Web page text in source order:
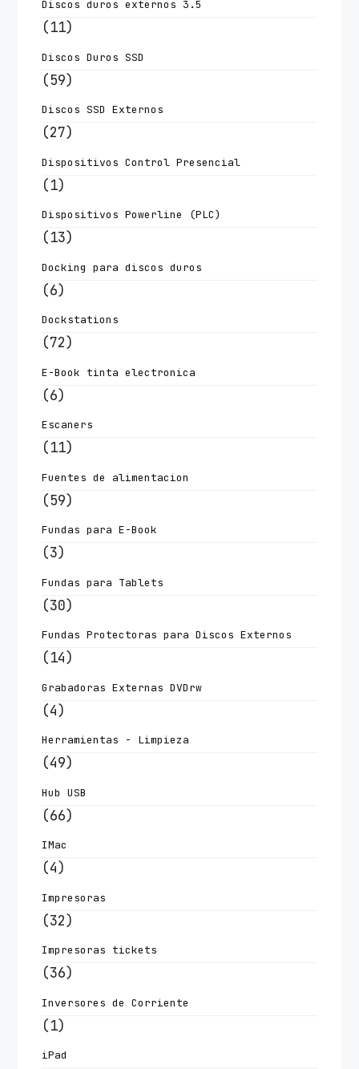
Discos duros externos 3.5
(11)
Discos Duros SSD
(59)
Discos SSD Externos
(27)
Dispositivos Control Presencial
(1)
Dispositivos Powerline (PLC)
(13)
Docking para discos duros
(6)
Dockstations
(72)
E-Book tinta electronica
(6)
Escaners
(11)
Fuentes de alimentacion
(59)
Fundas para E-Book
(3)
Fundas para Tablets
(30)
Fundas Protectoras para Discos Externos
(14)
Grabadoras Externas DVDrw
(4)
Herramientas - Limpieza
(49)
Hub USB
(66)
IMac
(4)
Impresoras
(32)
Impresoras tickets
(36)
Inversores de Corriente
(1)
iPad